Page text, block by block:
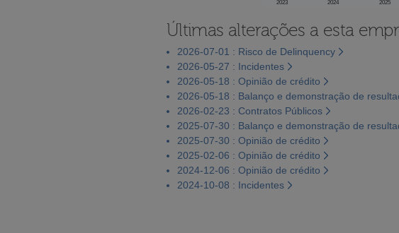
2023 2024 2025
Últimas alterações a esta
2026-07-01 : Risco de Delinquency
2026-05-27 : Incidentes
2026-05-18 : Opinião de crédito
2026-05-18 : Balanço e demonstração de
2026-02-23 : Contratos Públicos
2025-07-30 : Balanço e demonstração de
2025-07-30 : Opinião de crédito
2025-02-06 : Opinião de crédito
2024-12-06 : Opinião de crédito
2024-10-08 : Incidentes